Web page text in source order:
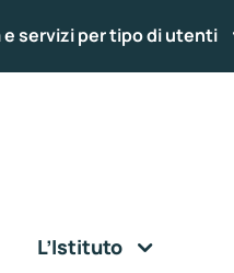
servizi per tipo di utenti
L’Istituto